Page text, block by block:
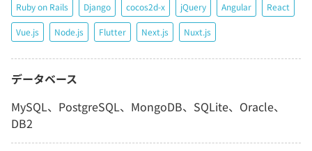
Ruby on Rails Django cocos2d-x jQuery Angular React
Vue.js Node.js Flutter Next.js Nuxt.js
データベース
MySQL、PostgreSQL、MongoDB、SQLite、Oracle、
DB2